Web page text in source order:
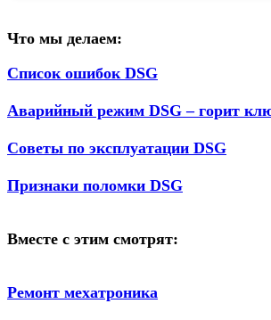
Что мы делаем:
Список ошибок DSG
Аварийный режим DSG – горит
Советы по эксплуатации DSG
Признаки поломки DSG
Вместе с этим смотрят:
Ремонт мехатроника